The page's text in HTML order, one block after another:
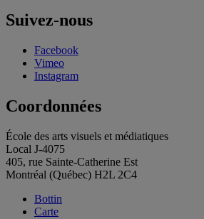
Suivez-nous
Facebook
Vimeo
Instagram
Coordonnées
École des arts visuels et médiatiques
Local J-4075
405, rue Sainte-Catherine Est
Montréal (Québec) H2L 2C4
Bottin
Carte